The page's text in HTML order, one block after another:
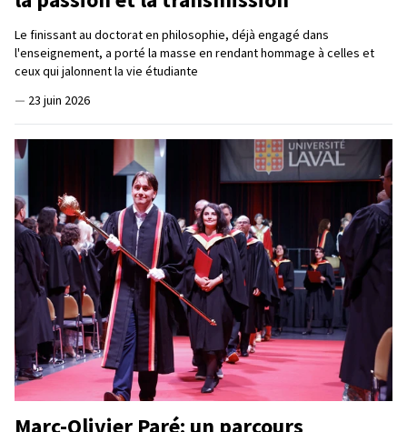
Le finissant au doctorat en philosophie, déjà engagé dans
l'enseignement, a porté la masse en rendant hommage à celles et
ceux qui jalonnent la vie étudiante
— 23 juin 2026
Marc-Olivier Paré: un parcours